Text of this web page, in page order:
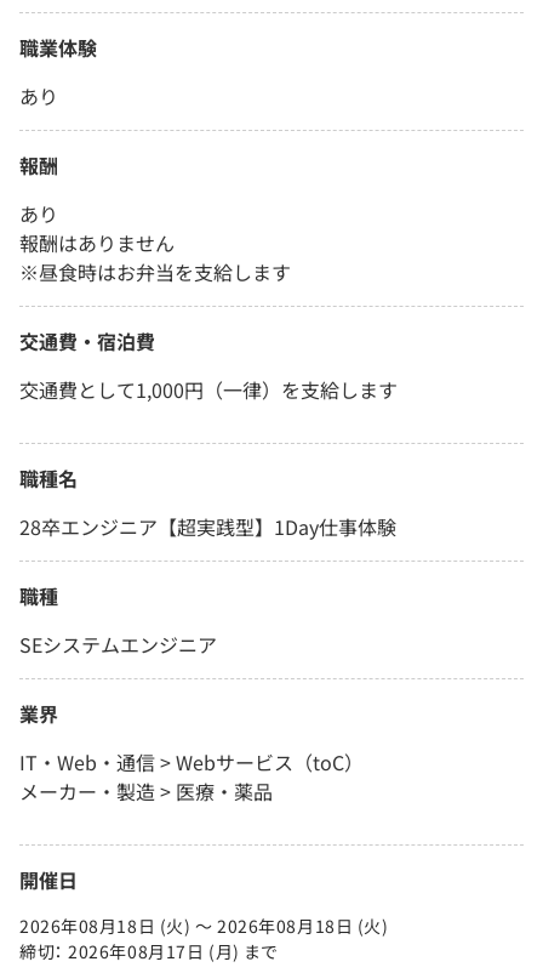
職業体験
あり
報酬
あり
報酬はありません
※昼食時はお弁当を支給します
交通費・宿泊費
交通費として1,000円（一律）を支給します
職種名
28卒エンジニア【超実践型】1Day仕事体験
職種
SEシステムエンジニア
業界
IT・Web・通信 > Webサービス（toC）
メーカー・製造 > 医療・薬品
開催日
2026年08月18日 (火) 〜 2026年08月18日 (火)
締切： 2026年08月17日 (月) まで